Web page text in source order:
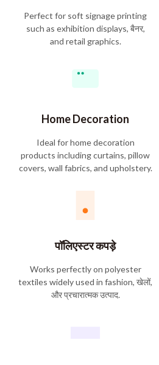
Perfect for soft signage printing
such as exhibition displays, बैनर,
and retail graphics.
Home Decoration
Ideal for home decoration
products including curtains, pillow
covers, wall fabrics, and upholstery.
पॉलिएस्टर कपड़े
Works perfectly on polyester
textiles widely used in fashion, खेलों,
और प्रचारात्मक उत्पाद.